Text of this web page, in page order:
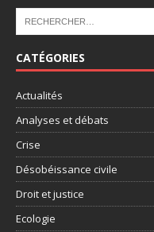
CATÉGORIES
Actualités
Analyses et débats
Crise
Désobéissance civile
Droit et justice
Ecologie